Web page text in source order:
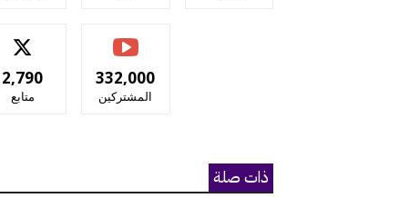
2,790
متابع
332,000
المشتركين
ذات صلة